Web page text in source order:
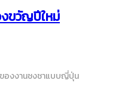
งขวัญปีใหม่